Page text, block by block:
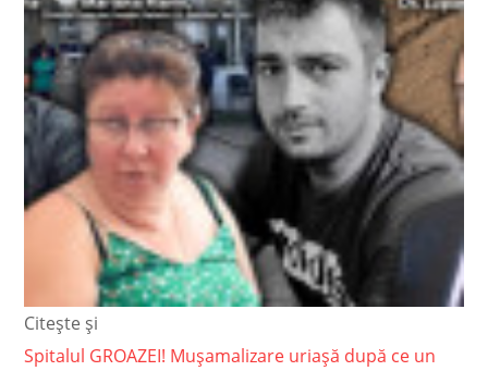
Citește și
Spitalul GROAZEI! Mușamalizare uriașă după ce un